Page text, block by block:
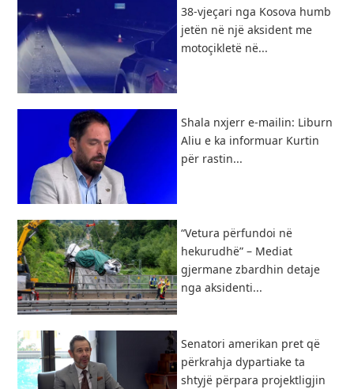
38-vjeçari nga Kosova humb
jetën në një aksident me
motoçikletë në...
Shala nxjerr e-mailin: Liburn
Aliu e ka informuar Kurtin
për rastin...
“Vetura përfundoi në
hekurudhë” – Mediat
gjermane zbardhin detaje
nga aksidenti...
Senatori amerikan pret që
përkrahja dypartiake ta
shtyjë përpara projektligjin